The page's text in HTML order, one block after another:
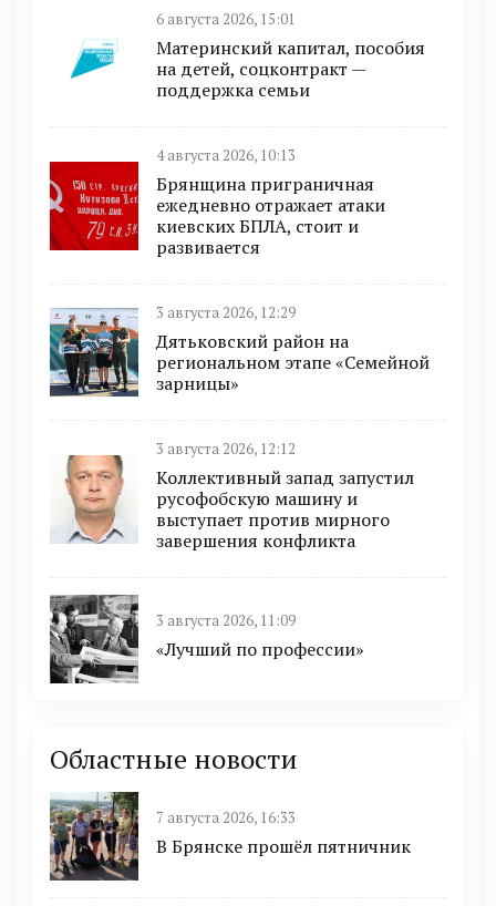
6 августа 2026, 15:01
Материнский капитал, пособия
на детей, соцконтракт —
поддержка семьи
4 августа 2026, 10:13
Брянщина приграничная
ежедневно отражает атаки
киевских БПЛА, стоит и
развивается
3 августа 2026, 12:29
Дятьковский район на
региональном этапе «Семейной
зарницы»
3 августа 2026, 12:12
Коллективный запад запустил
русофобскую машину и
выступает против мирного
завершения конфликта
3 августа 2026, 11:09
«Лучший по профессии»
Областные новости
7 августа 2026, 16:33
В Брянске прошёл пятничник